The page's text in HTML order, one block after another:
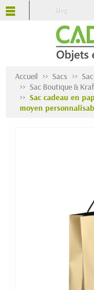
Blog
Accueil Sacs
Sac Boutique &
Sac cadeau en
moyen